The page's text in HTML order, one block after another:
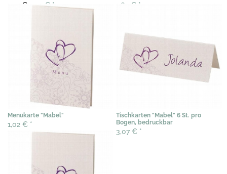
2,91 € 2,39 €* 1,63 € *
Menükarte "Mabel"
1,02 € *
Tischkarten "Mabel" 6 St. pro
Bogen, bedruckbar
3,07 € *